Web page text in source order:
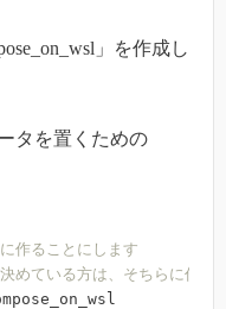
」を作成し
タを置くための
作ることにします
めている方は、そちらに作成